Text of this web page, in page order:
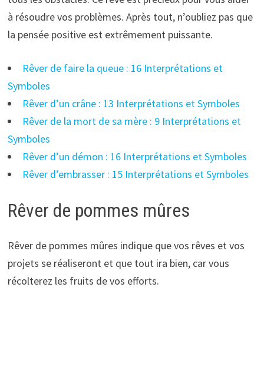
à résoudre vos problèmes. Après tout, n’oubliez pas que
la pensée positive est extrêmement puissante.
Rêver de faire la queue : 16 Interprétations et
Symboles
Rêver d’un crâne : 13 Interprétations et Symboles
Rêver de la mort de sa mère : 9 Interprétations et
Symboles
Rêver d’un démon : 16 Interprétations et Symboles
Rêver d’embrasser : 15 Interprétations et Symboles
Rêver de pommes mûres
Rêver de pommes mûres indique que vos rêves et vos
projets se réaliseront et que tout ira bien, car vous
récolterez les fruits de vos efforts.